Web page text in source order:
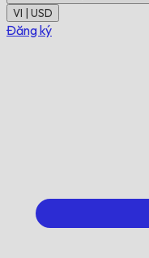
VI | USD
Đăng ký